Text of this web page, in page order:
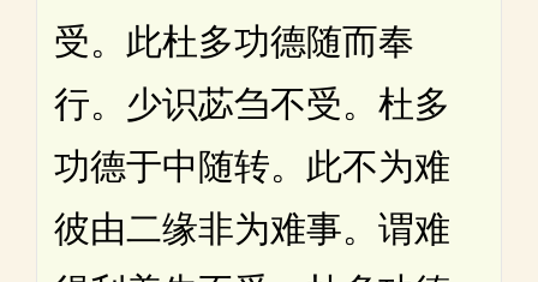
受。此杜多功德随而奉
行。少识苾刍不受。杜多
功德于中随转。此不为难
彼由二缘非为难事。谓难